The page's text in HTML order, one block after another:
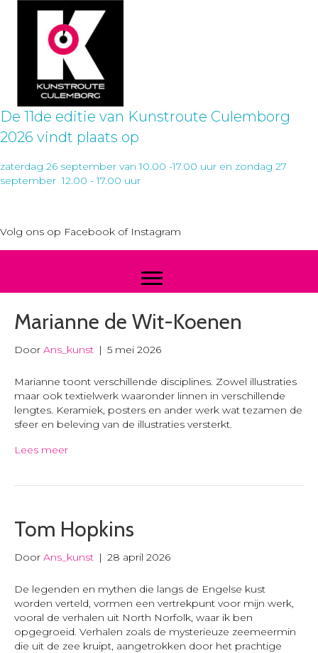
De 11de editie van Kunstroute Culemborg
2026 vindt plaats op
zaterdag 26 september van 10.00 -17.00 uur en zondag 27
september 12.00 - 17.00 uur
Volg ons op Facebook of Instagram
Marianne de Wit-Koenen
Door Ans_kunst | 5 mei 2026
Marianne toont verschillende disciplines. Zowel illustraties
maar ook textielwerk waaronder linnen in verschillende
lengtes. Keramiek, posters en ander werk wat tezamen de
sfeer en beleving van de illustraties versterkt.
Lees meer
Tom Hopkins
Door Ans_kunst | 28 april 2026
De legenden en mythen die langs de Engelse kust
worden verteld, vormen een vertrekpunt voor mijn werk,
vooral de verhalen uit North Norfolk, waar ik ben
opgegroeid. Verhalen zoals de mysterieuze zeemeermin
die uit de zee kruipt, aangetrokken door het prachtige